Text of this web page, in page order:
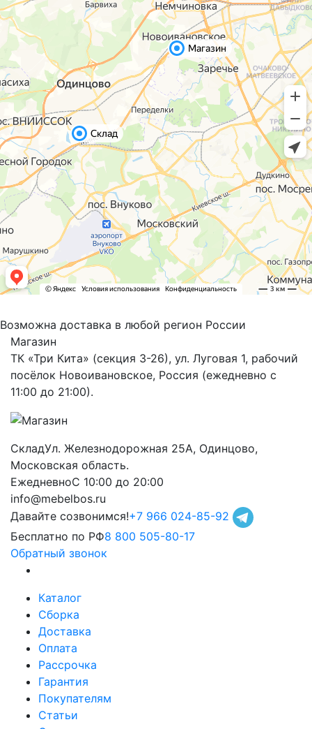
Возможна доставка в любой регион России
Магазин
ТК «Три Кита» (секция 3-26), ул. Луговая 1, рабочий
посёлок Новоивановское, Россия (ежедневно с
11:00 до 21:00).
СкладУл. Железнодорожная 25А, Одинцово,
Московская область.
ЕжедневноС 10:00 до 20:00
info@mebelbos.ru
Давайте созвонимся!+7 966 024-85-92
Бесплатно по РФ8 800 505-80-17
Обратный звонок
Каталог
Сборка
Доставка
Оплата
Рассрочка
Гарантия
Покупателям
Статьи